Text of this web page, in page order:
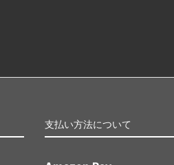
支払い方法について